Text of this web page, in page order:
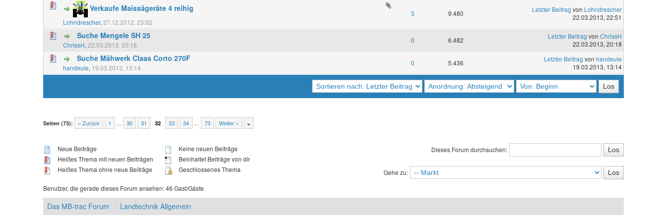
Verkaufe Maissägeräte 4 reihig
Lohndrescher, 27.12.2012, 23:02
3 9.480 Letzter Beitrag von Lohndrescher
22.03.2013, 22:51
Suche Mengele SH 25
ChrissH, 22.03.2013, 20:18
0 6.482 Letzter Beitrag von ChrissH
22.03.2013, 20:18
Suche Mähwerk Claas Corto 270F
handeule, 19.03.2013, 13:14
0 5.436 Letzter Beitrag von handeule
19.03.2013, 13:14
Seiten (73): « Zurück 1 … 30 31 32 33 34 … 73 Weiter »
Neue Beiträge
Heißes Thema mit neuen Beiträgen
Heißes Thema ohne neue Beiträge
Keine neuen Beiträge
Beinhaltet Beiträge von dir
Geschlossenes Thema
Dieses Forum durchsuchen:
Gehe zu:
Benutzer, die gerade dieses Forum ansehen: 46 Gast/Gäste
Das MB-trac Forum Landtechnik Allgemein